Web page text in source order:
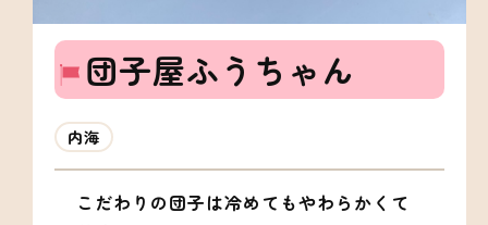
団子屋ふうちゃん
内海
こだわりの団子は冷めてもやわらかくて